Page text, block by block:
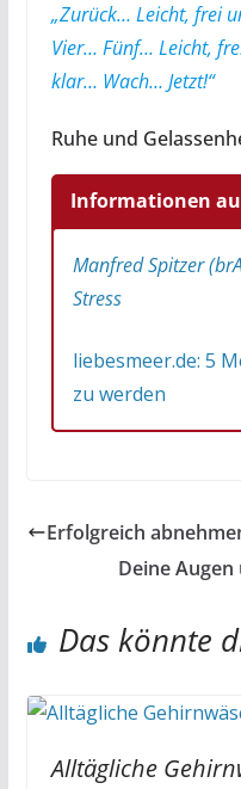
„Zurück… Leicht, frei
Vier… Fünf… Leicht,
klar… Wach… Jetzt!“
Ruhe und
Informationen
Manfred Spitzer
Stress
liebesmeer.de: 5
zu werden
Erfolgreich
Deine
Das könnte
Alltägliche